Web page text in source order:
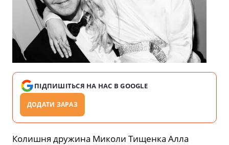
ПІДПИШІТЬСЯ НА НАС В GOOGLE
ДОДАТИ ЗАРАЗ
Колишня дружина Миколи Тищенка Алла